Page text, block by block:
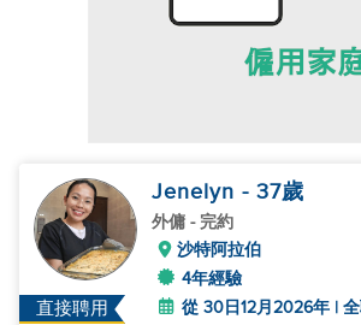
直接聘用
Jenelyn - 37歲
外傭 - 完約
沙特阿拉伯
4年經驗
從 30日12月2026年 |